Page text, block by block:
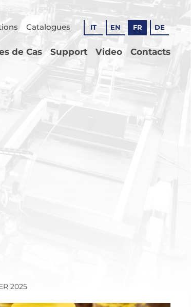
Catalogues IT EN FR DE
de Cas Support Video Contacts
2025